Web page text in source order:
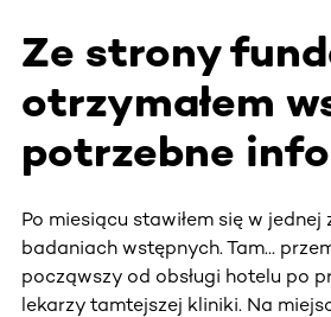
Ze strony
otrzymałem
potrzebne
Po miesiącu stawiłem się w jednej
badaniach wstępnych. Tam...
począwszy od obsługi hotelu po
lekarzy tamtejszej kliniki. Na